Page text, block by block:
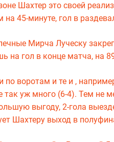
Шахтер это своей
45-минуте, гол в
Мирча Луческу
на гол в конце матча, на
по воротам и те и ,
так уж много (6-4). Тем не
выгоду, 2-гола
Шахтеру выход в